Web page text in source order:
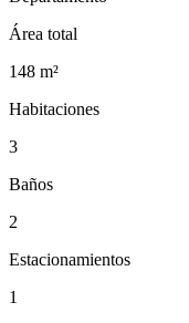
Área total
148 m²
Habitaciones
3
Baños
2
Estacionamientos
1